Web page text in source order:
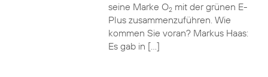
seine Marke O2mit der grünen E-
Plus zusammenzuführen. Wie
kommen Sie voran? Markus Haas:
Es gab in […]